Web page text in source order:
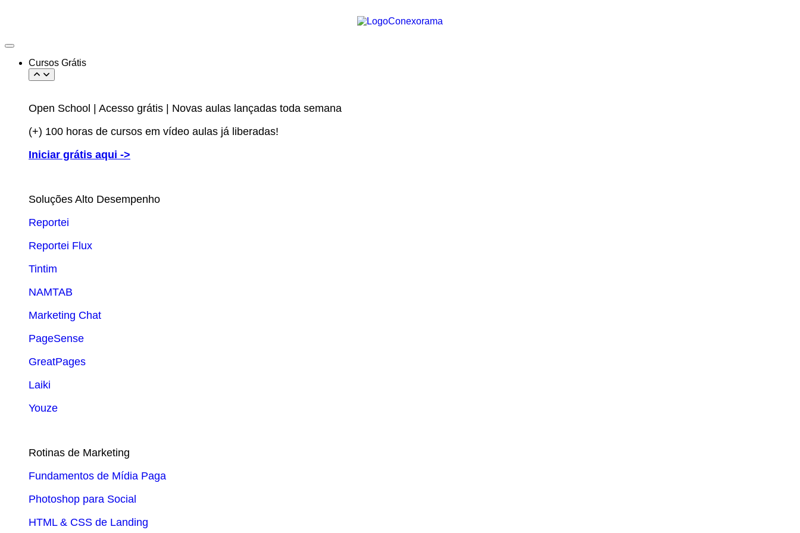
Cursos Grátis
Open School | Acesso grátis | Novas aulas lançadas toda semana
(+) 100 horas de cursos em vídeo aulas já liberadas!
Iniciar grátis aqui ->
Soluções Alto Desempenho
Reportei
Reportei Flux
Tintim
NAMTAB
Marketing Chat
PageSense
GreatPages
Laiki
Youze
Rotinas de Marketing
Fundamentos de Mídia Paga
Photoshop para Social
HTML & CSS de Landing